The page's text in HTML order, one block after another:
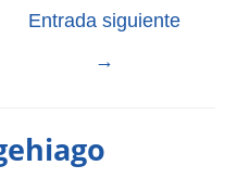
Entrada siguiente
→